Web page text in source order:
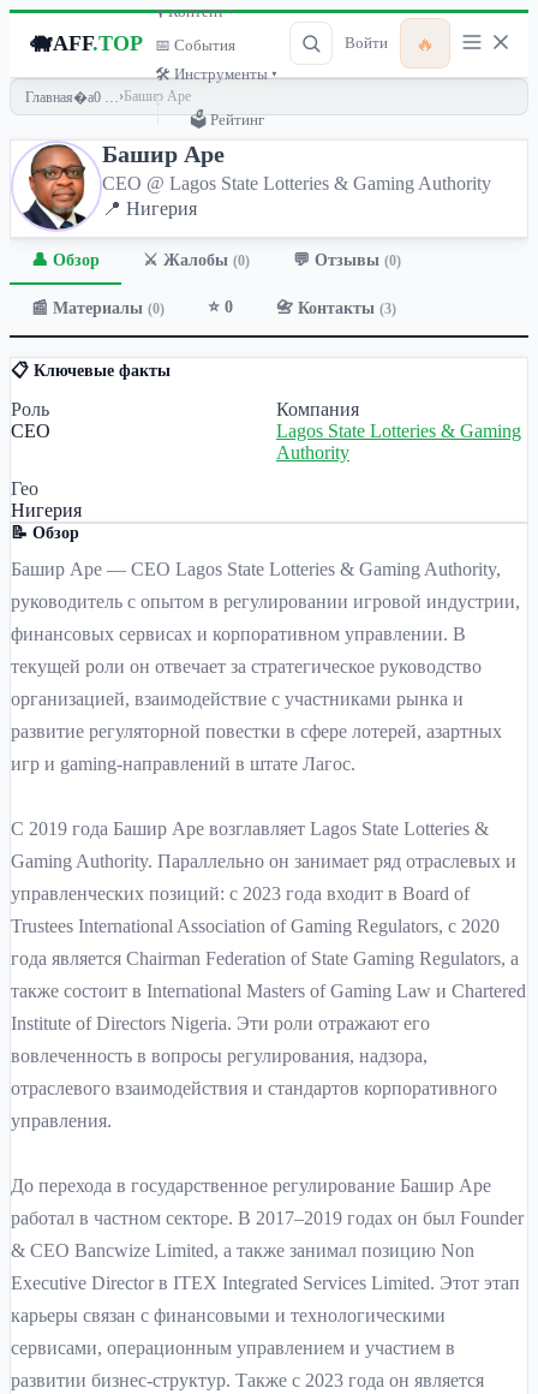
🐗AFF.TOP
🎙 Контент ▾
📅 События
🛠 Инструменты ▾
🗳 Рейтинг
Войти 🔥
Главная › Башир Аре
Башир Аре
CEO @ Lagos State Lotteries & Gaming Authority
📍 Нигерия
👤 Обзор ⚔️ Жалобы (0) 💬 Отзывы (0)
📰 Материалы (0) ⭐ 0 📇 Контакты (3)
📋 Ключевые факты
Роль
CEO
Компания
Lagos State Lotteries & Gaming
Authority
Гео
Нигерия
📝 Обзор
Башир Аре — CEO Lagos State Lotteries & Gaming Authority,
руководитель с опытом в регулировании игровой индустрии,
финансовых сервисах и корпоративном управлении. В
текущей роли он отвечает за стратегическое руководство
организацией, взаимодействие с участниками рынка и
развитие регуляторной повестки в сфере лотерей, азартных
игр и gaming-направлений в штате Лагос.
С 2019 года Башир Аре возглавляет Lagos State Lotteries &
Gaming Authority. Параллельно он занимает ряд отраслевых и
управленческих позиций: с 2023 года входит в Board of
Trustees International Association of Gaming Regulators, с 2020
года является Chairman Federation of State Gaming Regulators, а
также состоит в International Masters of Gaming Law и Chartered
Institute of Directors Nigeria. Эти роли отражают его
вовлеченность в вопросы регулирования, надзора,
отраслевого взаимодействия и стандартов корпоративного
управления.
До перехода в государственное регулирование Башир Аре
работал в частном секторе. В 2017–2019 годах он был Founder
& CEO Bancwize Limited, а также занимал позицию Non
Executive Director в ITEX Integrated Services Limited. Этот этап
карьеры связан с финансовыми и технологическими
сервисами, операционным управлением и участием в
развитии бизнес-структур. Также с 2023 года он является